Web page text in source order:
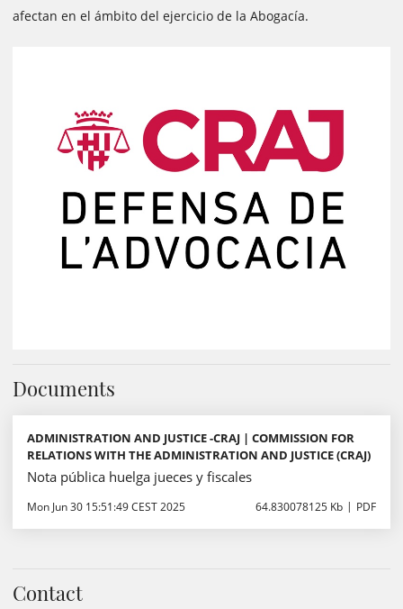
afectan en el ámbito del ejercicio de la Abogacía.
Documents
ADMINISTRATION AND JUSTICE -CRAJ | COMMISSION FOR
RELATIONS WITH THE ADMINISTRATION AND JUSTICE (CRAJ)
Nota pública huelga jueces y fiscales
Mon Jun 30 15:51:49 CEST 2025 64.830078125 Kb PDF
Contact